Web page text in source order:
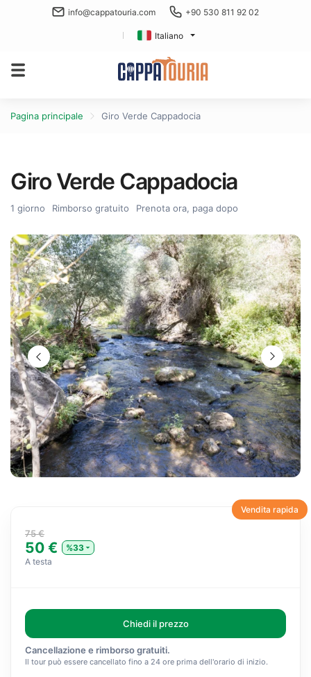
info@cappatouria.com +90 530 811 92 02
Italiano
Pagina principale Giro Verde Cappadocia
Giro Verde Cappadocia
1 giorno Rimborso gratuito Prenota ora, paga dopo
Vendita rapida
75 €
50 €
%33
A testa
Chiedi il prezzo
Cancellazione e rimborso gratuiti.
Il tour può essere cancellato fino a 24 ore prima dell'orario di inizio.